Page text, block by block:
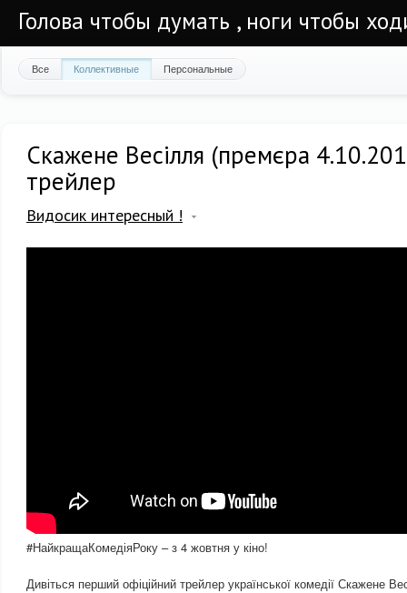
Голова чтобы думать , ноги чтобы
Все Коллективные Персональные
Скажене Весілля (премєра
трейлер
Видосик интересный !
#НайкращаКомедіяРоку – з 4 жовтня у кіно!
Дивіться перший офіційний трейлер української комедії Скажене